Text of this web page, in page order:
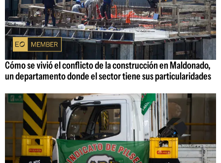
Cómo se vivió el conflicto de la construcción en Maldonado,
un departamento donde el sector tiene sus particularidades